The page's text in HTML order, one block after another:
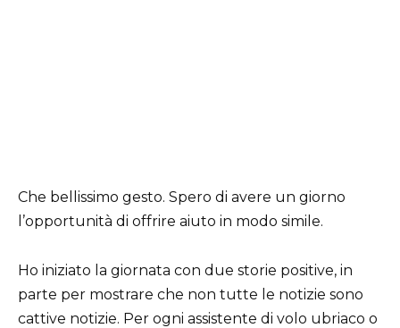
Che bellissimo gesto. Spero di avere un giorno
l’opportunità di offrire aiuto in modo simile.
Ho iniziato la giornata con due storie positive, in
parte per mostrare che non tutte le notizie sono
cattive notizie. Per ogni assistente di volo ubriaco o